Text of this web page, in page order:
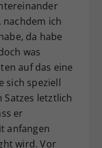
nachdem ich
da habe
was
auf das eine
sich speziell
Satzes letztlich
er
anfangen
wird. Vor